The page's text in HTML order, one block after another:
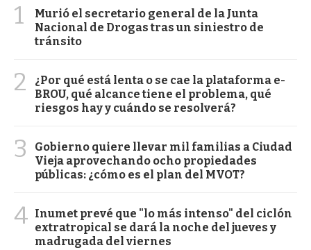
1
Murió el secretario general de la Junta
Nacional de Drogas tras un siniestro de
tránsito
2
¿Por qué está lenta o se cae la plataforma e-
BROU, qué alcance tiene el problema, qué
riesgos hay y cuándo se resolverá?
3
Gobierno quiere llevar mil familias a Ciudad
Vieja aprovechando ocho propiedades
públicas: ¿cómo es el plan del MVOT?
4 Inumet prevé que "lo más intenso" del ciclón
extratropical se dará la noche del jueves y
madrugada del viernes